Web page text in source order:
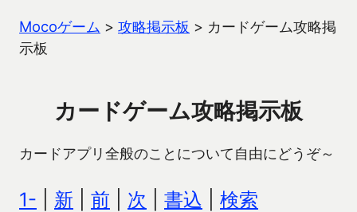
Mocoゲーム > 攻略掲示板 > カードゲーム攻略掲
示板
カードゲーム攻略掲示板
カードアプリ全般のことについて自由にどうぞ～
1- 新 前 次 書込 検索